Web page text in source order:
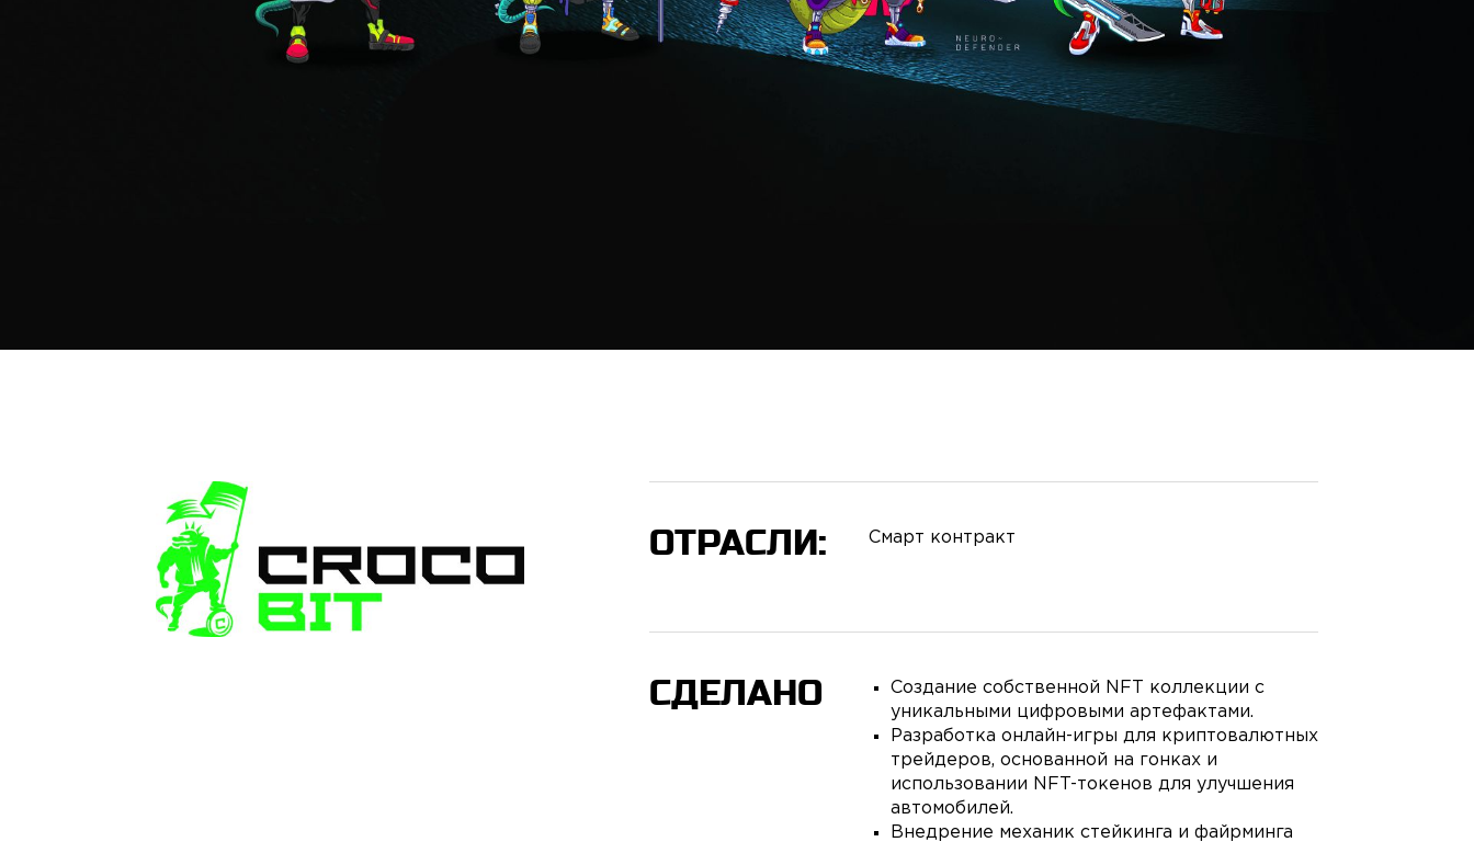
ОТРАСЛИ: Смарт контракт
СДЕЛАНО
Создание собственной NFT коллекции с
уникальными цифровыми артефактами.
Разработка онлайн-игры для криптовалютных
трейдеров, основанной на гонках и
использовании NFT-токенов для улучшения
автомобилей.
Внедрение механик стейкинга и файрминга